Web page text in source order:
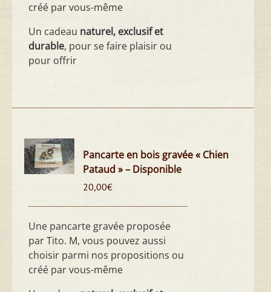
créé par vous-même
Un cadeau naturel, exclusif et
durable, pour se faire plaisir ou
pour offrir
Pancarte en bois gravée « Chien
Pataud » – Disponible
20,00€
Une pancarte gravée proposée
par Tito. M, vous pouvez aussi
choisir parmi nos propositions ou
créé par vous-même